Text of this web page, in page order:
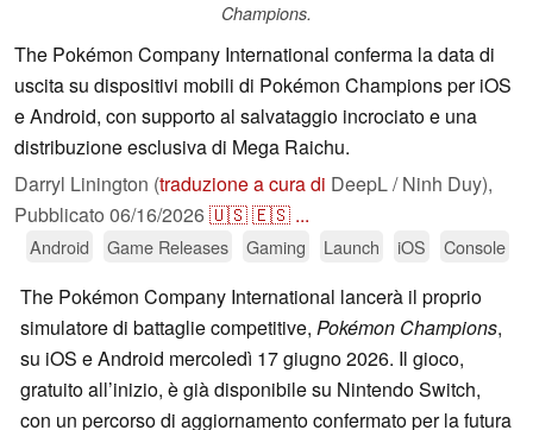
Champions.
The Pokémon Company International conferma la data di
uscita su dispositivi mobili di Pokémon Champions per iOS
e Android, con supporto al salvataggio incrociato e una
distribuzione esclusiva di Mega Raichu.
Darryl Linington (traduzione a cura di DeepL / Ninh Duy),
Pubblicato 06/16/2026🇺🇸🇪🇸 ...
Android Game Releases Gaming Launch iOS Console
The Pokémon Company International lancerà il proprio
simulatore di battaglie competitive, Pokémon Champions,
su iOS e Android mercoledì 17 giugno 2026. Il gioco,
gratuito all’inizio, è già disponibile su Nintendo Switch,
con un percorso di aggiornamento confermato per la futura